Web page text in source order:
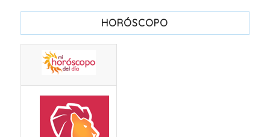
HORÓSCOPO